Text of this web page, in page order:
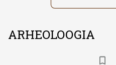
ARHEOLOOGIA